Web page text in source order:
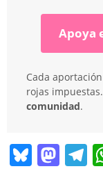
Apoya
Cada
rojas impuestas.
comunidad.
Bl M T